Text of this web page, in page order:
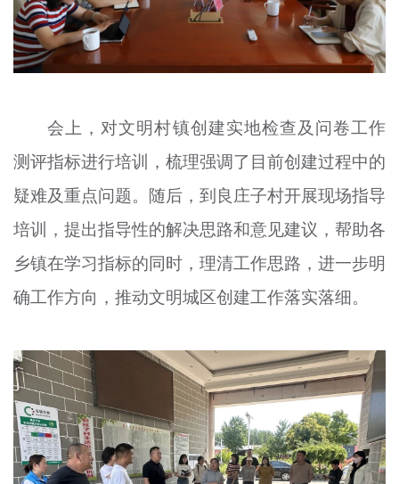
会上，对文明村镇创建实地检查及问卷工作
测评指标进行培训，梳理强调了目前创建过程中的
疑难及重点问题。随后，到良庄子村开展现场指导
培训，提出指导性的解决思路和意见建议，帮助各
乡镇在学习指标的同时，理清工作思路，进一步明
确工作方向，推动文明城区创建工作落实落细。